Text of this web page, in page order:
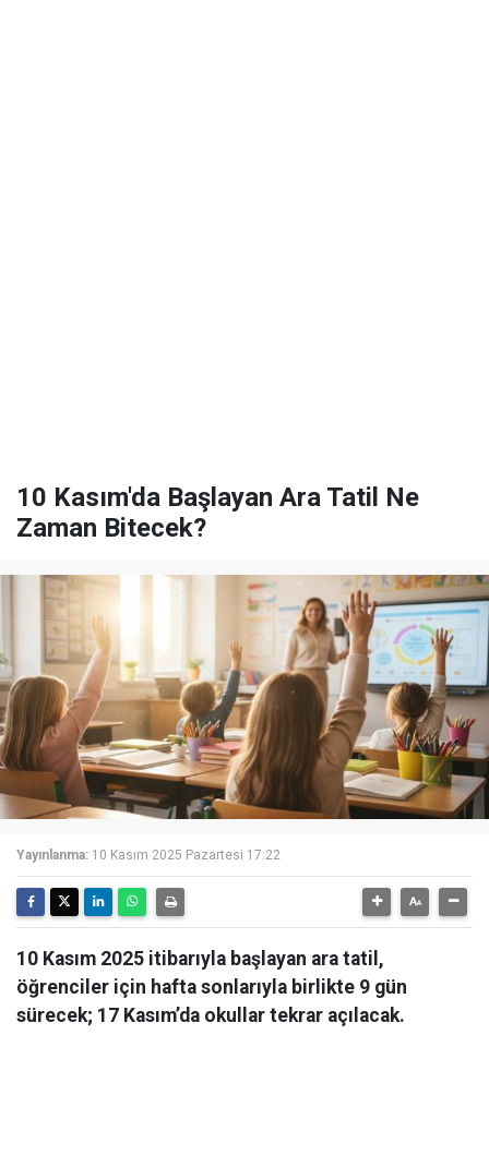
10 Kasım'da Başlayan Ara Tatil Ne
Zaman Bitecek?
Yayınlanma: 10 Kasım 2025 Pazartesi 17:22
10 Kasım 2025 itibarıyla başlayan ara tatil,
öğrenciler için hafta sonlarıyla birlikte 9 gün
sürecek; 17 Kasım’da okullar tekrar açılacak.